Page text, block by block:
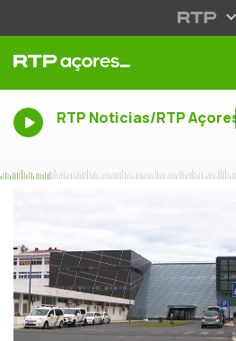
RTP Noticias/RTP Açores